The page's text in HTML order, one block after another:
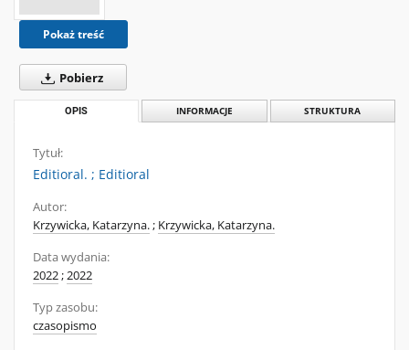
Pokaż treść
Pobierz
OPIS INFORMACJE STRUKTURA
Tytuł:
Editioral. ; Editioral
Autor:
Krzywicka, Katarzyna.; Krzywicka, Katarzyna.
Data wydania:
2022;2022
Typ zasobu:
czasopismo